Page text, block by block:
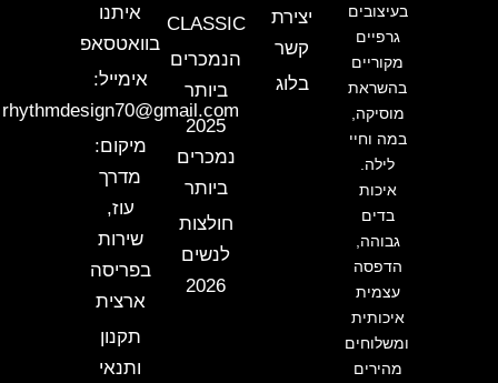
בעיצובים
גרפיים
מקוריים
בהשראת
מוסיקה,
במה וחיי
לילה.
איכות
בדים
גבוהה,
הדפסה
עצמית
איכותית
ומשלוחים
מהירים
יצירת
קשר
בלוג
CLASSIC
הנמכרים
ביותר
2025
נמכרים
ביותר
חולצות
לנשים
2026
איתנו
בוואטסאפ
אימייל:
rhythmdesign70@gmail.com
מיקום:
מדרך
עוז,
שירות
בפריסה
ארצית
תקנון
ותנאי